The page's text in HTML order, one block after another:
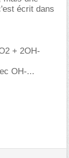
écrit dans
+ 2OH-
OH-...